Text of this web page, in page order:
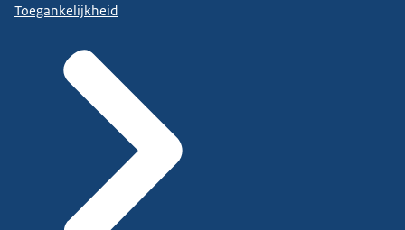
Toegankelijkheid